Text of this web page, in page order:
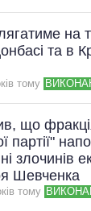
на
та в
тому
що
партії"
злочинів
Шевченка
тому